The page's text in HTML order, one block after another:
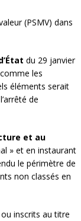
(PSMV) dans
du 29 janvier
les
éléments serait
de
et au
» et en instaurant
le périmètre de
non classés en
inscrits au titre